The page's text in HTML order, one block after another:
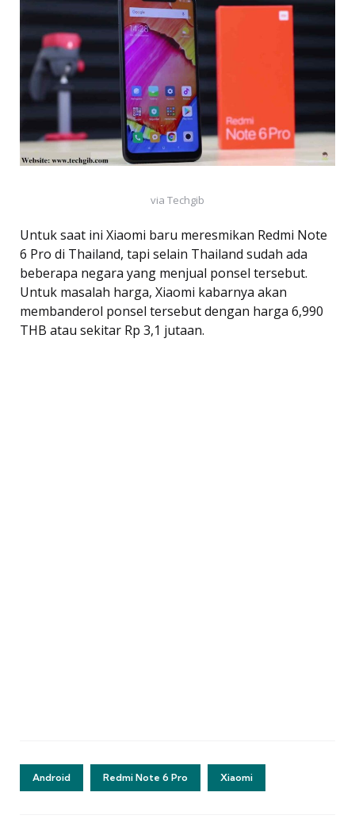
via Techgib
Untuk saat ini Xiaomi baru meresmikan Redmi Note
6 Pro di Thailand, tapi selain Thailand sudah ada
beberapa negara yang menjual ponsel tersebut.
Untuk masalah harga, Xiaomi kabarnya akan
membanderol ponsel tersebut dengan harga 6,990
THB atau sekitar Rp 3,1 jutaan.
Android Redmi Note 6 Pro Xiaomi